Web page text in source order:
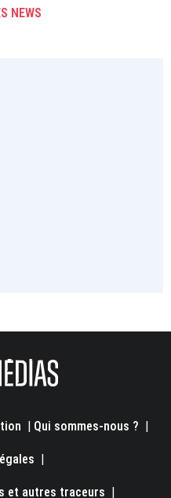
NEWS
| Qui sommes-nous ? |
|
et autres traceurs |